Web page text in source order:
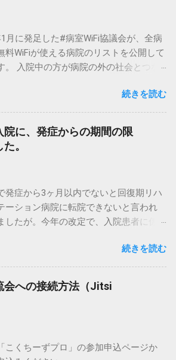
す。 フィッシャー症候群 フィッシャー
は、複視や運動失調が起こるギラン・
症候群の亜種ですが、フィッシャー症
らギラン・バレー症候群への移行やギ
まれており、最も認識されているのは
シャー症候群である。その他にも運動
のものがある。さらに、運動以外の症
なもの（純粋感覚型、運動失調型、純
神経型）もギラン・バレー症候群の亜
症候群から特殊病型への移行型もみら
れており、ギラン・バレー症候群同様
ッフ脳幹脳炎 眼球運動や運動失調、意
月に発足した#病室WiFi協議会が、全病
料WiFiが使える病院のリストを公開して
。 入院中の方が病院の外の社会とつな
続きを読む
院に、発症からの期間の限
。
発症から3ヶ月以内でないと回復期リハ
ーション病院に転院できないと言われ
したが。今年の改定で、入院患者に係
ました。 まだ、急性期病院に3ヶ月以上
ている場合の診療報酬の問題はありま
これで少し重症患者の家族の葛藤が減
しれません。 令和２年度診療報酬改定
※電話やメールによる医療相談、
続きを読む
会への接続方法（Jitsi
こくちーずプロ」の参加申込ページか